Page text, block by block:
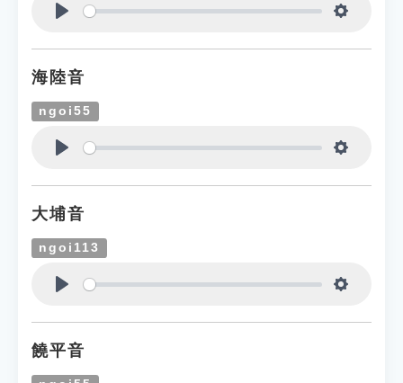
海陸音
ngoi55
大埔音
ngoi113
饒平音